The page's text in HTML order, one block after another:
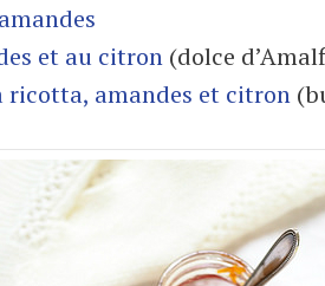
et au citron (dolce
ricotta, amandes et citron